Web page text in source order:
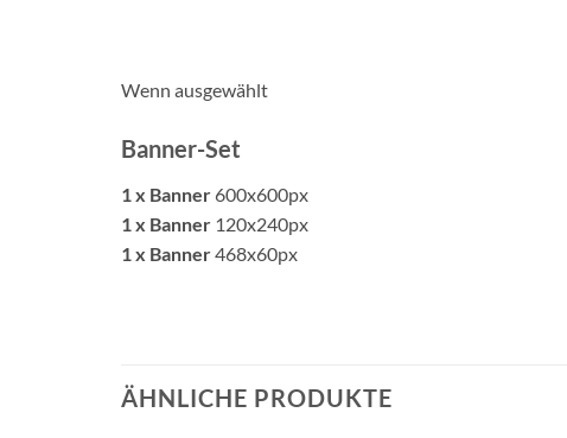
Wenn ausgewählt
Banner-Set
1 x Banner 600x600px
1 x Banner 120x240px
1 x Banner468x60px
ÄHNLICHE PRODUKTE